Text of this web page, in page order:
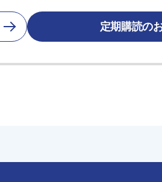
定期購読の